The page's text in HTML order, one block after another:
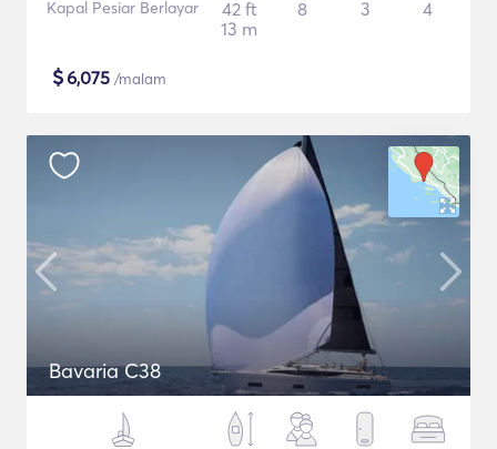
Kapal Pesiar Berlayar
42 ft
13 m
8 3 4
$6,075 /malam
Bavaria C38